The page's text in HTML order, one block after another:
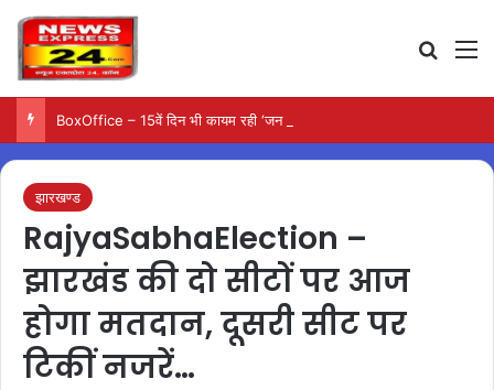
झारखण्ड
RajyaSabhaElection –
झारखंड की दो सीटों पर आज
होगा मतदान, दूसरी सीट पर
टिकीं नजरें…